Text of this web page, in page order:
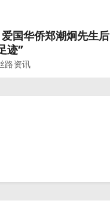
爱国华侨郑潮炯先生后
迹”
路资讯